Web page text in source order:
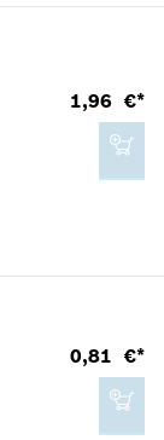
no
no
1,96 €*
0,81 €*